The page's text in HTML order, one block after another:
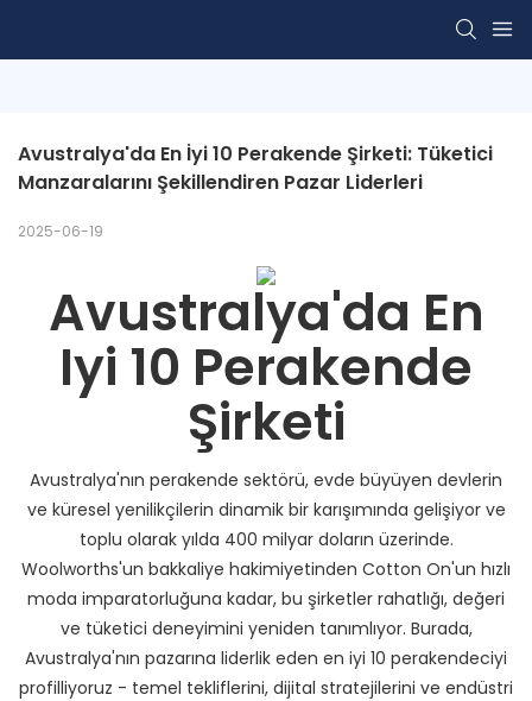
Avustralya'da En İyi 10 Perakende Şirketi: Tüketici
Manzaralarını Şekillendiren Pazar Liderleri
2025-06-19
Avustralya'da En
Iyi 10 Perakende
Şirketi
Avustralya'nın perakende sektörü, evde büyüyen devlerin
ve küresel yenilikçilerin dinamik bir karışımında gelişiyor ve
toplu olarak yılda 400 milyar doların üzerinde.
Woolworths'un bakkaliye hakimiyetinden Cotton On'un hızlı
moda imparatorluğuna kadar, bu şirketler rahatlığı, değeri
ve tüketici deneyimini yeniden tanımlıyor. Burada,
Avustralya'nın pazarına liderlik eden en iyi 10 perakendeciyi
profilliyoruz - temel tekliflerini, dijital stratejilerini ve endüstri